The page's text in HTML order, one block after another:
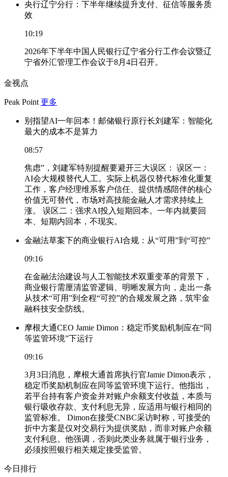
央行辽宁分行：下半年继续提升支付、征信等服务质
效
10:19
2026年下半年中国人民银行辽宁省分行工作会议暨辽
宁省外汇管理工作会议于8月4日召开。
金视点
Peak Point 更多
别指望AI一年回本！邮储银行原行长刘建军：智能化
最大的成本不是算力
08:57
焦虑”，刘建军特别提醒要避开三大误区： 误区一：
AI会大规模替代人工。实际上机器仅替代标准化重复
工作，客户经理维系客户信任、提供情感陪伴的核心
价值无可替代，市场对高技能金融人才需求持续上
涨。 误区二：强求AI投入短期回本。一年内就要回
本、短期内回本，不现实。
金融法草案下的商业银行AI合规：从“可用”到“可控”
09:16
在金融法治建设与人工智能技术双重变革的背景下，
商业银行需厘清监管逻辑、明晰发展方向，走出一条
从技术“可用”到全程“可控”的合规发展之路，筑牢金
融科技安全防线。
摩根大通CEO Jamie Dimon：稳定币奖励机制应在“同
等监管环境”下运行
09:16
3月3日消息，摩根大通首席执行官Jamie Dimon表示，
稳定币奖励机制应在同等监管环境下运行。他指出，
若平台持有客户资金并对账户余额支付收益，本质与
银行吸收存款、支付利息无异，应适用与银行相同的
监管标准。 Dimon在接受CNBC采访时称，可接受的
折中方案是仅对交易行为提供奖励，而非对账户余额
支付利息。他强调，否则此类业务就属于银行业务，
必须按照银行相关规定接受监管。
今日排行